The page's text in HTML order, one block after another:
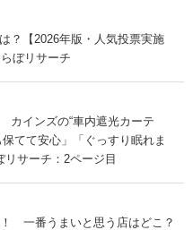
？【2026年版・人気投票実施
ぼリサーチ
カインズの“車内遮光カーテ
てて安心」「ぐっすり眠れま
サーチ：2ページ目
一番うまいと思う店はどこ？